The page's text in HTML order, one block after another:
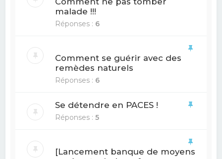
malade !!!
Réponses : 6
Comment se guérir avec des
remèdes naturels
Réponses : 6
Se détendre en PACES !
Réponses :5
[Lancement banque de moyens